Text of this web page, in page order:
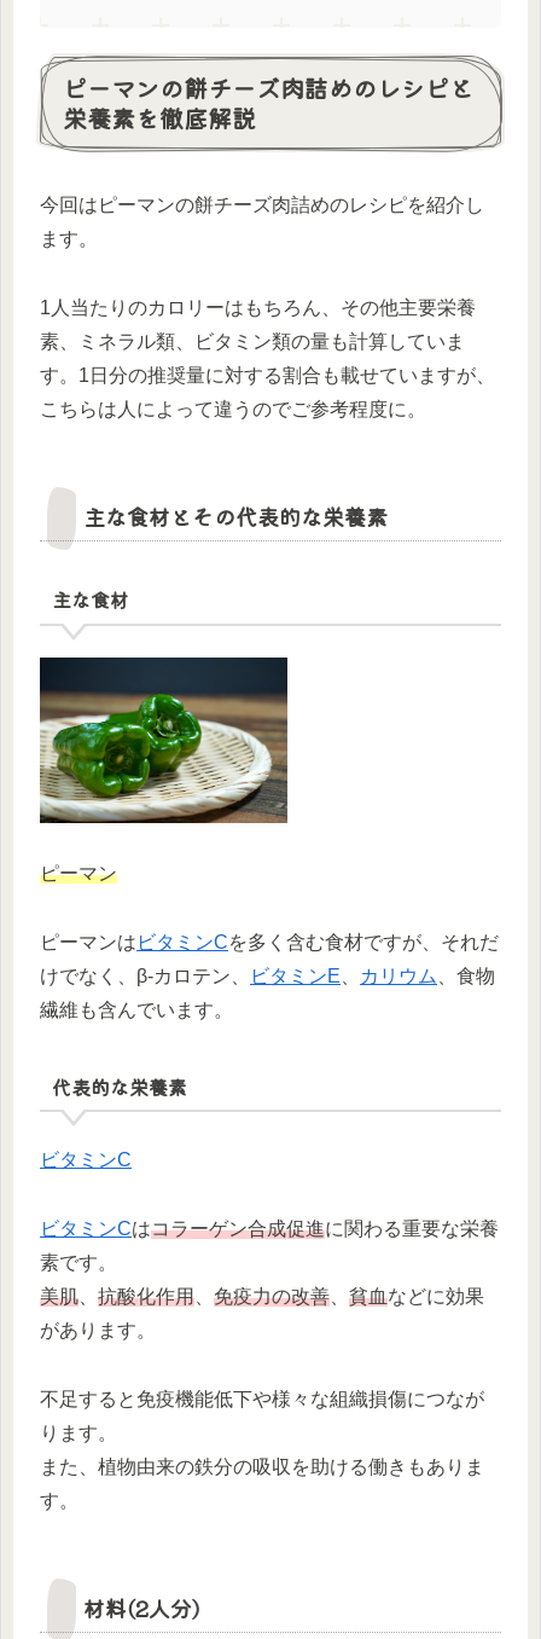
ピーマンの餅チーズ肉詰めのレシピと
栄養素を徹底解説
今回はピーマンの餅チーズ肉詰めのレシピを紹介し
ます。
1人当たりのカロリーはもちろん、その他主要栄養
素、ミネラル類、ビタミン類の量も計算していま
す。1日分の推奨量に対する割合も載せていますが、
こちらは人によって違うのでご参考程度に。
主な食材とその代表的な栄養素
主な食材
ピーマン
ピーマンは ビタミンCを多く含む食材ですが、それだ
けでなく、β-カロテン、
ビタミンE カリウム
、食物
繊維も含んでいます。
代表的な栄養素
ビタミンC
ビタミンCはコラーゲン合成促進に関わる重要な栄養
素です。
美肌
抗酸化作用 免疫力の改善 貧血などに効果
があります。
不足すると免疫機能低下や様々な組織損傷につなが
ります。
また、植物由来の鉄分の吸収を助ける働きもありま
す。
材料(2人分)